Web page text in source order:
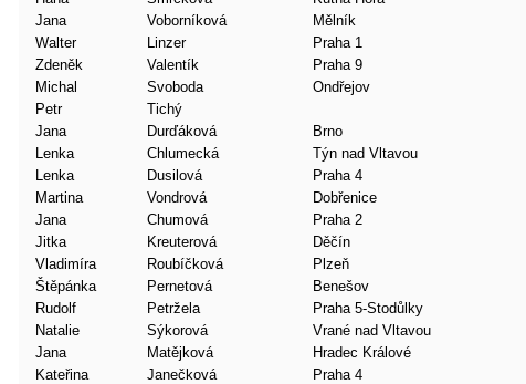
Jana
Voborníková
Mělník
Walter
Linzer
Praha 1
Zdeněk
Valentík
Praha 9
Michal
Svoboda
Ondřejov
Petr
Tichý
Jana
Durďáková
Brno
Lenka
Chlumecká
Týn nad Vltavou
Lenka
Dusilová
Praha 4
Martina
Vondrová
Dobřenice
Jana
Chumová
Praha 2
Jitka
Kreuterová
Děčín
Vladimíra
Roubíčková
Plzeň
Štěpánka
Pernetová
Benešov
Rudolf
Petržela
Praha 5-Stodůlky
Natalie
Sýkorová
Vrané nad Vltavou
Jana
Matějková
Hradec Králové
Kateřina
Janečková
Praha 4